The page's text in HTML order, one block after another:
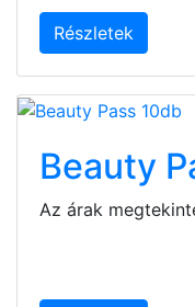
Részletek
Beauty
Az árak